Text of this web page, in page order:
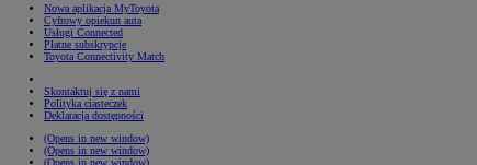
Nowa aplikacja MyToyota
Cyfrowy opiekun auta
Usługi Connected
Płatne subskrypcje
Toyota Connectivity Match
Skontaktuj się z nami
Polityka ciasteczek
Deklaracja dostępności
(Opens in new window)
(Opens in new window)
(Opens in new window)